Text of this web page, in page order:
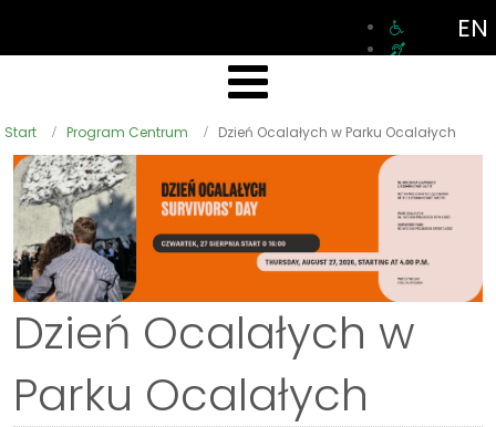
EN
Start Program Centrum Dzień Ocalałych w Parku Ocalałych
Dzień Ocalałych w
Parku Ocalałych